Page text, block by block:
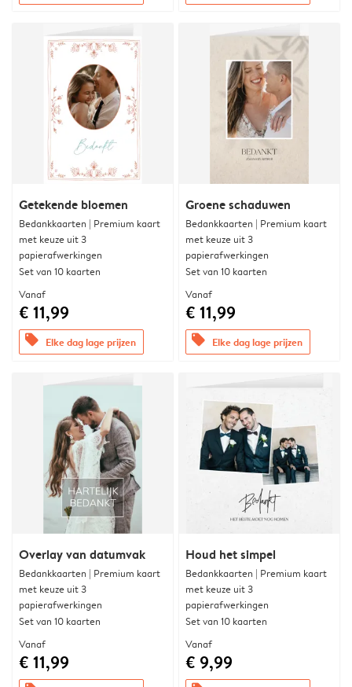
Getekende bloemen
Bedankkaarten | Premium kaart
met keuze uit 3
papierafwerkingen
Set van 10 kaarten
Vanaf
€ 11,99
offers Elke dag lage prijzen
Groene schaduwen
Bedankkaarten | Premium kaart
met keuze uit 3
papierafwerkingen
Set van 10 kaarten
Vanaf
€ 11,99
offers Elke dag lage prijzen
Overlay van datumvak
Bedankkaarten | Premium kaart
met keuze uit 3
papierafwerkingen
Set van 10 kaarten
Vanaf
€ 11,99
Houd het simpel
Bedankkaarten | Premium kaart
met keuze uit 3
papierafwerkingen
Set van 10 kaarten
Vanaf
€ 9,99